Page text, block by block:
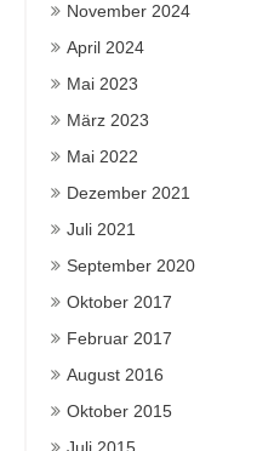
November 2024
April 2024
Mai 2023
März 2023
Mai 2022
Dezember 2021
Juli 2021
September 2020
Oktober 2017
Februar 2017
August 2016
Oktober 2015